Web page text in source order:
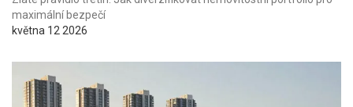
maximální bezpečí
května 12 2026